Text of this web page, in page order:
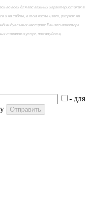
во всех для вас важных характеристиках в
и на сайте, в том числе цвет, рисунок на
настроек Вашего монитора.
товаров и услуг, пожалуйста,
- для